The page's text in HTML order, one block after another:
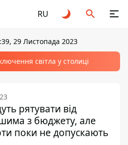
RU
29 Листопада 2023
світла у столиці
рятувати від
з бюджету, але
поки не допускають